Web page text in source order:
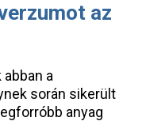
az
a
során sikerült
anyag